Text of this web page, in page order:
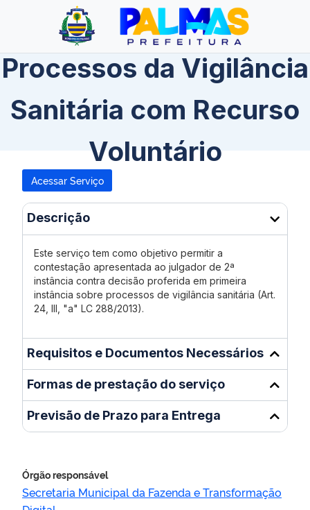
Processos da Vigilância
Sanitária com Recurso
Voluntário
Acessar Serviço
Descrição
Este serviço tem como objetivo permitir a
contestação apresentada ao julgador de 2ª
instância contra decisão proferida em primeira
instância sobre processos de vigilância sanitária (Art.
24, III, "a" LC 288/2013).
Requisitos e Documentos Necessários
Formas de prestação do serviço
Previsão de Prazo para Entrega
Órgão responsável
Secretaria Municipal da Fazenda e Transformação